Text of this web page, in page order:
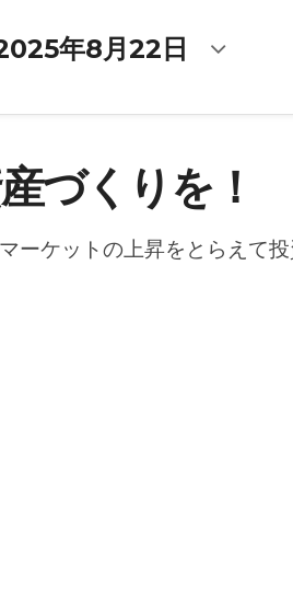
年8月22日
づくりを！
ーケットの上昇をとらえて